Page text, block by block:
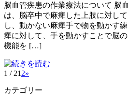
脳血管疾患の作業療法について 脳
は、脳卒中で麻痺した上肢に対し
し、動かない麻痺手で物を動かす
痺に対して、手を動かすことで脳
機能を […]
1 / 21 2»
カテゴリー